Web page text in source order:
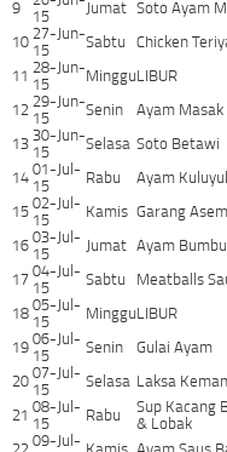
9
15
Jumat Soto Ayam
10
27-Jun-
15
Sabtu Chicken
11
28-Jun-
15
Minggu LIBUR
12
29-Jun-
15
Senin Ayam Masak
13
30-Jun-
15
Selasa Soto Betawi
14
01-Jul-
15
Rabu Ayam
15
02-Jul-
15
Kamis Garang
16
03-Jul-
15
Jumat Ayam
17
04-Jul-
15
Sabtu Meatballs
18
05-Jul-
15
Minggu LIBUR
19
06-Jul-
15
Senin Gulai Ayam
20
07-Jul-
15
Selasa Laksa
21
08-Jul-
15
Rabu
Sup Kacang
& Lobak
09-Jul-